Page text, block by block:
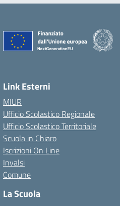
Link Esterni
MIUR
Ufficio Scolastico Regionale
Ufficio Scolastico Territoriale
Scuola in Chiaro
Iscrizioni On Line
Invalsi
Comune
La Scuola